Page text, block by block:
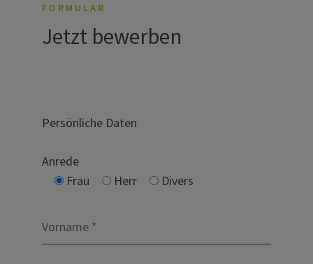
FORMULAR
Jetzt bewerben
Persönliche Daten
Anrede
Frau
Herr Divers